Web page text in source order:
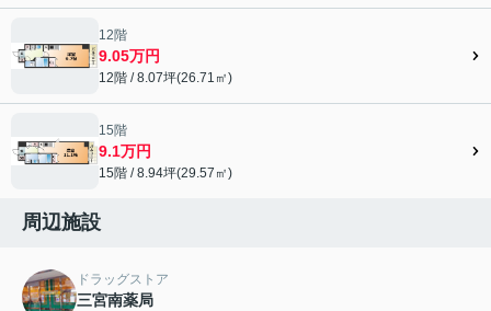
12階
9.05万円
12階 / 8.07坪(26.71㎡)
15階
9.1万円
15階 / 8.94坪(29.57㎡)
周辺施設
ドラッグストア
三宮南薬局